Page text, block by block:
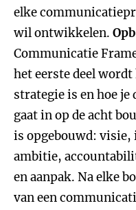
elke
wil ontwikkelen.
Communicatie
het eerste deel
strategie is en hoe
gaat in op de acht
is opgebouwd:
ambitie,
en aanpak. Na elke
van een